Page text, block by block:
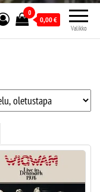
sydämessä.
Valikko
0
0,00€